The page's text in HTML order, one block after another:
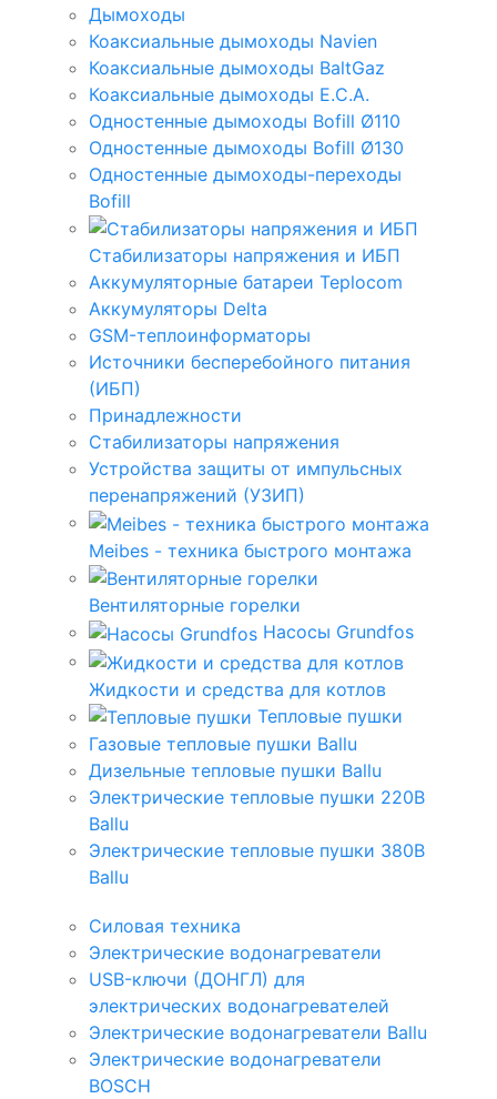
Дымоходы
Коаксиальные дымоходы Navien
Коаксиальные дымоходы BaltGaz
Коаксиальные дымоходы E.C.A.
Одностенные дымоходы Bofill Ø110
Одностенные дымоходы Bofill Ø130
Одностенные дымоходы-переходы
Bofill
Стабилизаторы напряжения и ИБП
Аккумуляторные батареи Teplocom
Аккумуляторы Delta
GSM-теплоинформаторы
Источники бесперебойного питания
(ИБП)
Принадлежности
Стабилизаторы напряжения
Устройства защиты от импульсных
перенапряжений (УЗИП)
Meibes - техника быстрого монтажа
Вентиляторные горелки
Насосы Grundfos
Жидкости и средства для котлов
Тепловые пушки
Газовые тепловые пушки Ballu
Дизельные тепловые пушки Ballu
Электрические тепловые пушки 220В
Ballu
Электрические тепловые пушки 380В
Ballu
Силовая техника
Электрические водонагреватели
USB-ключи (ДОНГЛ) для
электрических водонагревателей
Электрические водонагреватели Ballu
Электрические водонагреватели
BOSCH